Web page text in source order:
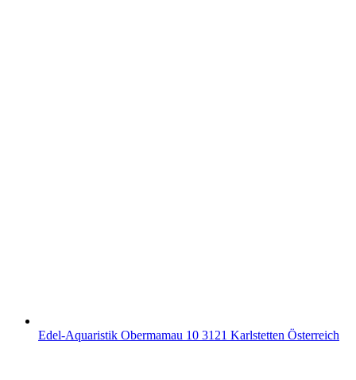
Edel-Aquaristik Obermamau 10 3121 Karlstetten Österreich